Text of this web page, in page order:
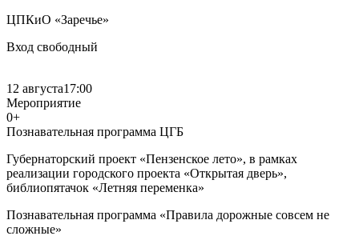
ЦПКиО «Заречье»
Вход свободный
12 августа17:00
Мероприятие
0+
Познавательная программа ЦГБ
Губернаторский проект «Пензенское лето», в рамках
реализации городского проекта «Открытая дверь»,
библиопятачок «Летняя переменка»
Познавательная программа «Правила дорожные совсем не
сложные»